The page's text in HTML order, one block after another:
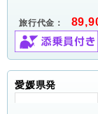
旅行代金：
愛媛県発